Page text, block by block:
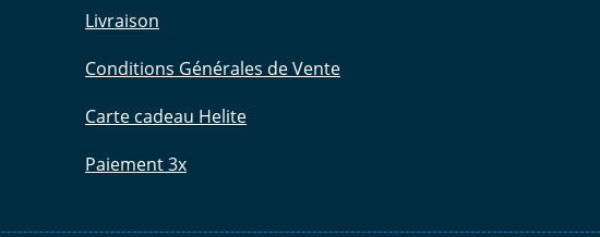
Livraison
Conditions Générales de Vente
Carte cadeau Helite
Paiement 3x